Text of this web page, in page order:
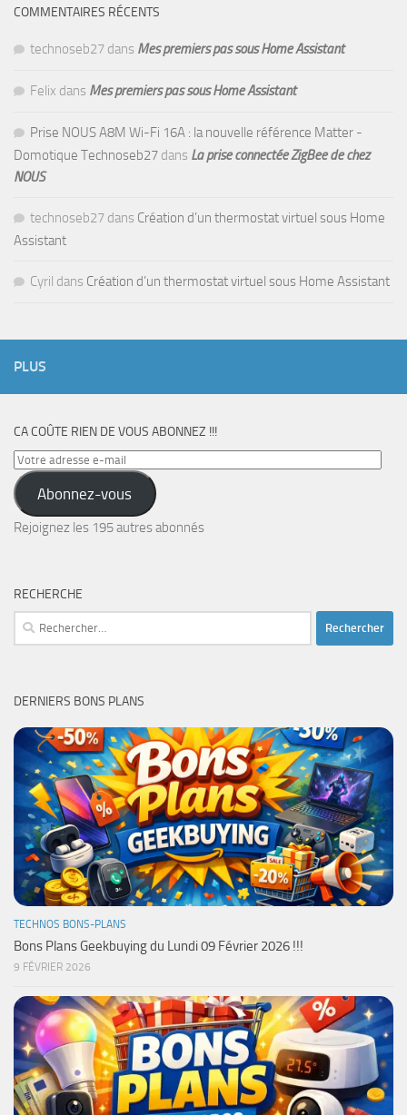
COMMENTAIRES RÉCENTS
technoseb27 dans Mes premiers pas sous Home Assistant
Felix dans Mes premiers pas sous Home Assistant
Prise NOUS A8M Wi-Fi 16A : la nouvelle référence Matter -
Domotique Technoseb27 dans La prise connectée ZigBee de chez
NOUS
technoseb27 dans Création d’un thermostat virtuel sous Home
Assistant
Cyril dans Création d’un thermostat virtuel sous Home Assistant
PLUS
CA COÛTE RIEN DE VOUS ABONNEZ !!!
Votre
adresse
e-
mail
Abonnez-vous
Rejoignez les 195 autres abonnés
RECHERCHE
Rechercher :
DERNIERS BONS PLANS
TECHNOS BONS-PLANS
Bons Plans Geekbuying du Lundi 09 Février 2026 !!!
9 FÉVRIER 2026